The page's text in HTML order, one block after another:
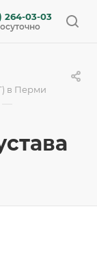
264-03-03
в Перми
—